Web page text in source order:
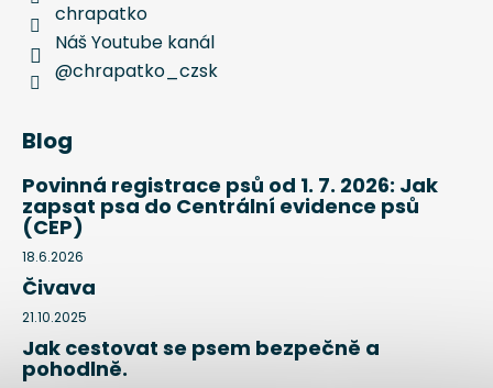
chrapatko
Náš Youtube kanál
@chrapatko_czsk
Blog
Povinná registrace psů od 1. 7. 2026: Jak
zapsat psa do Centrální evidence psů
(CEP)
18.6.2026
Čivava
21.10.2025
Jak cestovat se psem bezpečně a
pohodlně.